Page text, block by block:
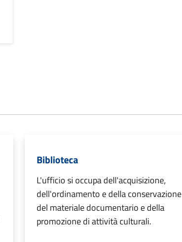
Biblioteca
L'ufficio si occupa dell'acquisizione,
dell'ordinamento e della conservazione
del materiale documentario e della
promozione di attività culturali.